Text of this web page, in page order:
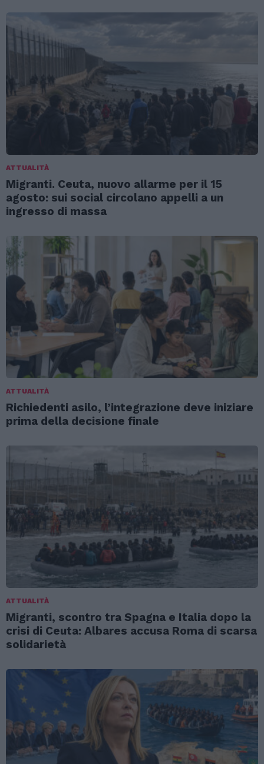
ATTUALITÀ
Migranti. Ceuta, nuovo allarme per il 15
agosto: sui social circolano appelli a un
ingresso di massa
ATTUALITÀ
Richiedenti asilo, l’integrazione deve iniziare
prima della decisione finale
ATTUALITÀ
Migranti, scontro tra Spagna e Italia dopo la
crisi di Ceuta: Albares accusa Roma di scarsa
solidarietà